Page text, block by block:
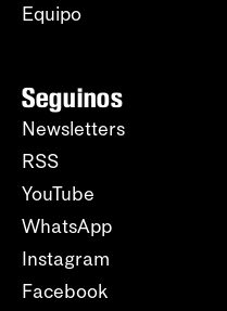
Equipo
Seguinos
Newsletters
RSS
YouTube
WhatsApp
Instagram
Facebook